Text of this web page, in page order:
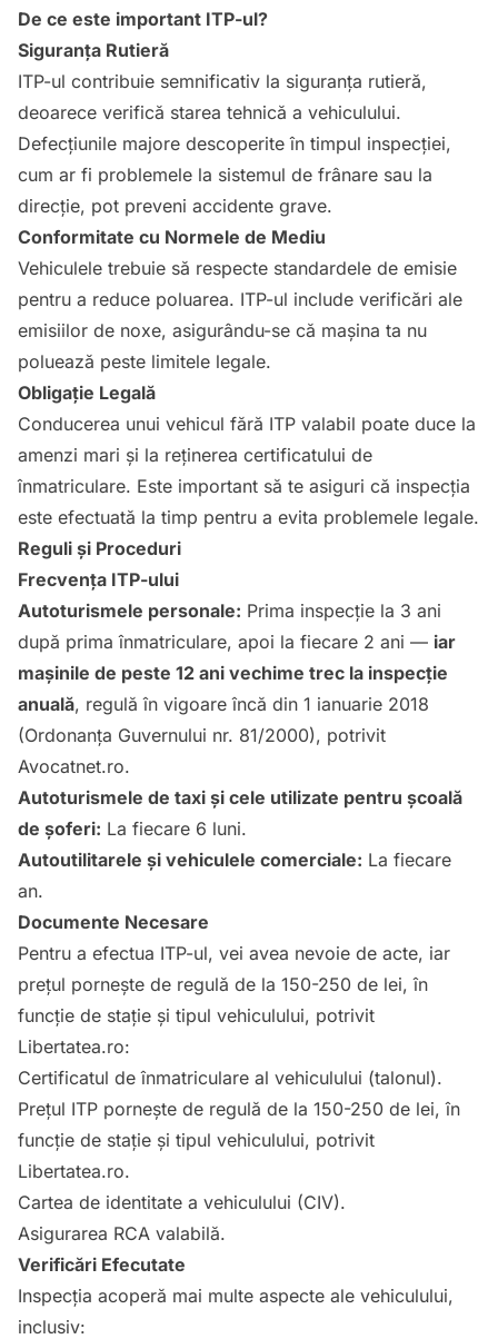
De ce este important ITP-ul?
Siguranța Rutieră
ITP-ul contribuie semnificativ la siguranța rutieră,
deoarece verifică starea tehnică a vehiculului.
Defecțiunile majore descoperite în timpul inspecției,
cum ar fi problemele la sistemul de frânare sau la
direcție, pot preveni accidente grave.
Conformitate cu Normele de Mediu
Vehiculele trebuie să respecte standardele de emisie
pentru a reduce poluarea. ITP-ul include verificări ale
emisiilor de noxe, asigurându-se că mașina ta nu
poluează peste limitele legale.
Obligație Legală
Conducerea unui vehicul fără ITP valabil poate duce la
amenzi mari și la reținerea certificatului de
înmatriculare. Este important să te asiguri că inspecția
este efectuată la timp pentru a evita problemele legale.
Reguli și Proceduri
Frecvența ITP-ului
Autoturismele personale: Prima inspecție la 3 ani
după prima înmatriculare, apoi la fiecare 2 ani — iar
mașinile de peste 12 ani vechime trec la inspecție
anuală, regulă în vigoare încă din 1 ianuarie 2018
(Ordonanța Guvernului nr. 81/2000), potrivit
Avocatnet.ro.
Autoturismele de taxi și cele utilizate pentru școală
de șoferi: La fiecare 6 luni.
Autoutilitarele și vehiculele comerciale: La fiecare
an.
Documente Necesare
Pentru a efectua ITP-ul, vei avea nevoie de acte, iar
prețul pornește de regulă de la 150-250 de lei, în
funcție de stație și tipul vehiculului, potrivit
Libertatea.ro:
Certificatul de înmatriculare al vehiculului (talonul).
Prețul ITP pornește de regulă de la 150-250 de lei, în
funcție de stație și tipul vehiculului, potrivit
Libertatea.ro.
Cartea de identitate a vehiculului (CIV).
Asigurarea RCA valabilă.
Verificări Efecutate
Inspecția acoperă mai multe aspecte ale vehiculului,
inclusiv: